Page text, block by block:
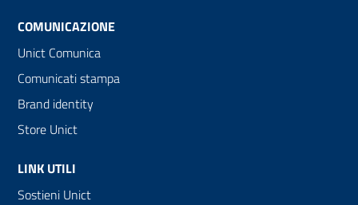
COMUNICAZIONE
Unict Comunica
Comunicati stampa
Brand identity
Store Unict
LINK UTILI
Sostieni Unict